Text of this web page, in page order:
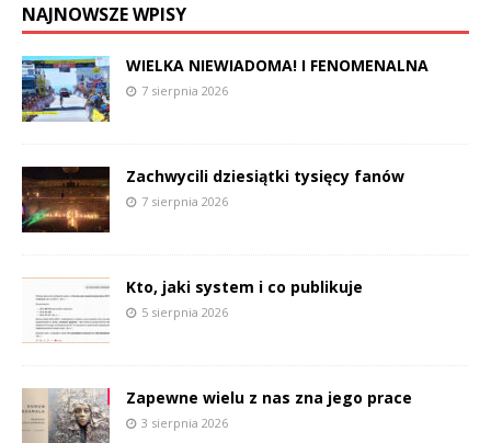
NAJNOWSZE WPISY
WIELKA NIEWIADOMA! I FENOMENALNA
7 sierpnia 2026
Zachwycili dziesiątki tysięcy fanów
7 sierpnia 2026
Kto, jaki system i co publikuje
5 sierpnia 2026
Zapewne wielu z nas zna jego prace
3 sierpnia 2026